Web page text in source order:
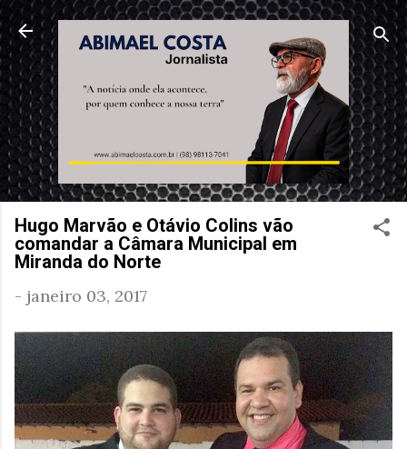
Pular para o conteúdo principal
Hugo Marvão e Otávio Colins vão
comandar a Câmara Municipal em
Miranda do Norte
- janeiro 03, 2017